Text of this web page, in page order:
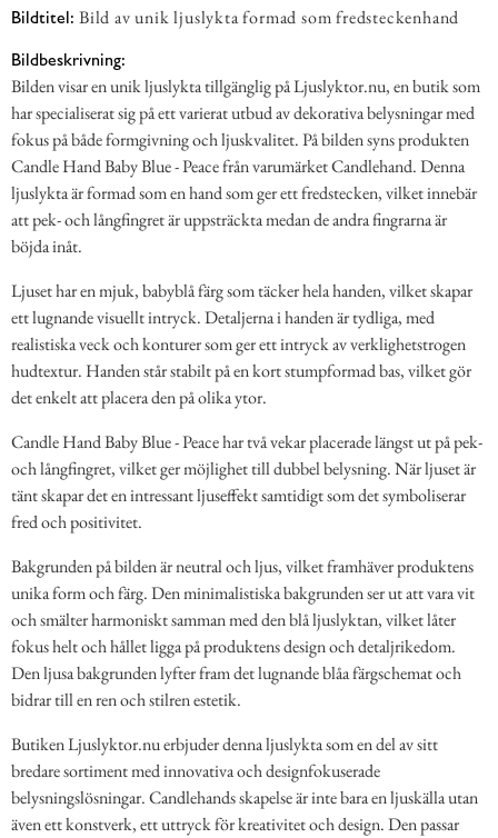
Bildtitel: Bild av unik ljuslykta formad som fredsteckenhand
Bildbeskrivning:
Bilden visar en unik ljuslykta tillgänglig på Ljuslyktor.nu, en butik som
har specialiserat sig på ett varierat utbud av dekorativa belysningar med
fokus på både formgivning och ljuskvalitet. På bilden syns produkten
Candle Hand Baby Blue - Peace från varumärket Candlehand. Denna
ljuslykta är formad som en hand som ger ett fredstecken, vilket innebär
att pek- och långfingret är uppsträckta medan de andra fingrarna är
böjda inåt.
Ljuset har en mjuk, babyblå färg som täcker hela handen, vilket skapar
ett lugnande visuellt intryck. Detaljerna i handen är tydliga, med
realistiska veck och konturer som ger ett intryck av verklighetstrogen
hudtextur. Handen står stabilt på en kort stumpformad bas, vilket gör
det enkelt att placera den på olika ytor.
Candle Hand Baby Blue - Peace har två vekar placerade längst ut på pek-
och långfingret, vilket ger möjlighet till dubbel belysning. När ljuset är
tänt skapar det en intressant ljuseffekt samtidigt som det symboliserar
fred och positivitet.
Bakgrunden på bilden är neutral och ljus, vilket framhäver produktens
unika form och färg. Den minimalistiska bakgrunden ser ut att vara vit
och smälter harmoniskt samman med den blå ljuslyktan, vilket låter
fokus helt och hållet ligga på produktens design och detaljrikedom.
Den ljusa bakgrunden lyfter fram det lugnande blåa färgschemat och
bidrar till en ren och stilren estetik.
Butiken Ljuslyktor.nu erbjuder denna ljuslykta som en del av sitt
bredare sortiment med innovativa och designfokuserade
belysningslösningar. Candlehands skapelse är inte bara en ljuskälla utan
även ett konstverk, ett uttryck för kreativitet och design. Den passar